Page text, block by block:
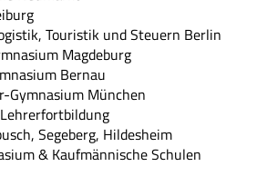
Touristik und Steuern Berlin
Magdeburg
Bernau
Gymnasium München
Segeberg, Hildesheim
& Kaufmännische Schulen